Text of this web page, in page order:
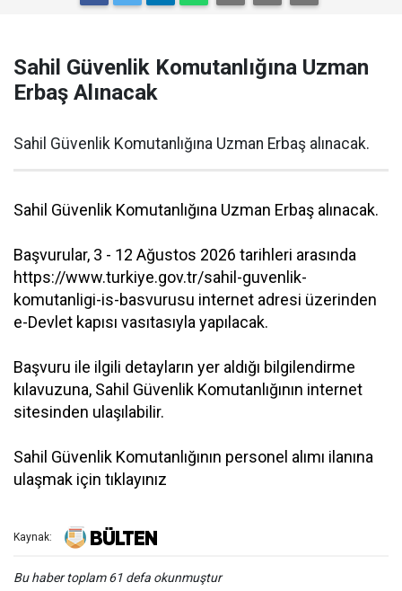
Sahil Güvenlik Komutanlığına Uzman
Erbaş Alınacak
Sahil Güvenlik Komutanlığına Uzman Erbaş alınacak.
Sahil Güvenlik Komutanlığına Uzman Erbaş alınacak.
Başvurular, 3 - 12 Ağustos 2026 tarihleri arasında
https://www.turkiye.gov.tr/sahil-guvenlik-
komutanligi-is-basvurusu internet adresi üzerinden
e-Devlet kapısı vasıtasıyla yapılacak.
Başvuru ile ilgili detayların yer aldığı bilgilendirme
kılavuzuna, Sahil Güvenlik Komutanlığının internet
sitesinden ulaşılabilir.
Sahil Güvenlik Komutanlığının personel alımı ilanına
ulaşmak için tıklayınız
Kaynak:
Bu haber toplam 61 defa okunmuştur